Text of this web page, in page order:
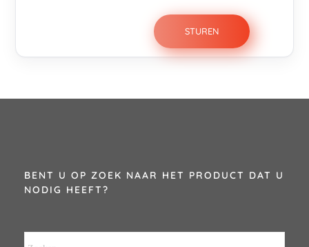
BENT U OP ZOEK NAAR HET PRODUCT DAT U
NODIG HEEFT?